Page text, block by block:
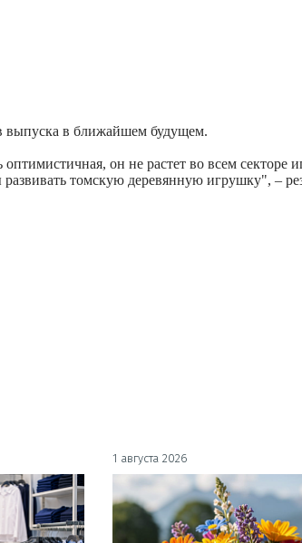
выпуска в ближайшем будущем.
он не растет во всем секторе
томскую деревянную игрушку", –
1 августа 2026